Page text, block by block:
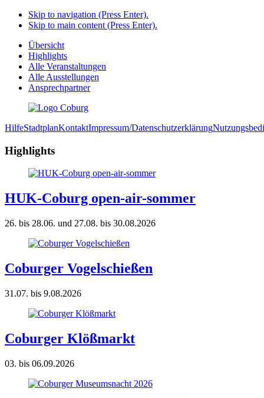
Skip to navigation (Press Enter).
Skip to main content (Press Enter).
Übersicht
Highlights
Alle Veranstaltungen
Alle Ausstellungen
Ansprechpartner
HilfeStadtplanKontaktImpressum/Datenschutzerklärung
Highlights
HUK-Coburg open-air-sommer
26. bis 28.06. und 27.08. bis 30.08.2026
Coburger Vogelschießen
31.07. bis 9.08.2026
Coburger Klößmarkt
03. bis 06.09.2026